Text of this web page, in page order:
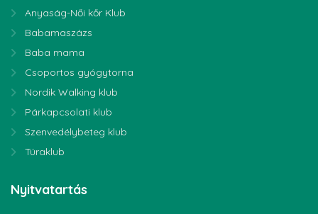
Anyaság-Női kőr Klub
Babamaszázs
Baba mama
Csoportos gyógytorna
Nordik Walking klub
Párkapcsolati klub
Szenvedélybeteg klub
Túraklub
Nyitvatartás